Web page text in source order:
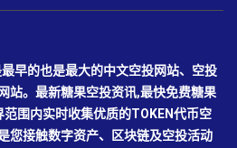
早的也是最大的中文空投网站、空投
站。最新糖果空投资讯,最快免费糖果
围内实时收集优质的TOKEN代币空
您接触数字资产、区块链及空投活动